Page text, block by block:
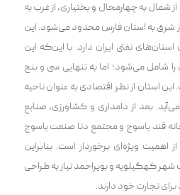
شمال به چهارمحال و بختیاری، از غرب به
شرق به استان فارس محدود می‌شود. این
نفتی ایران دارد. با این‌که این
شامل می‌شود؛ اما به تنهایی سی و پنج
این استان از نظر اقتصادی به عنوان ناحیه
بعد از دامداری و کشاورزی، صنایع
قند یاسوج و مجتمع دنا صنعت یاسوج
اهمیت ویژه‌ای برخوردار است. بنابراین
کهگیلویه و بویراحمد نیاز به طراحی
تجارت خود دارند.